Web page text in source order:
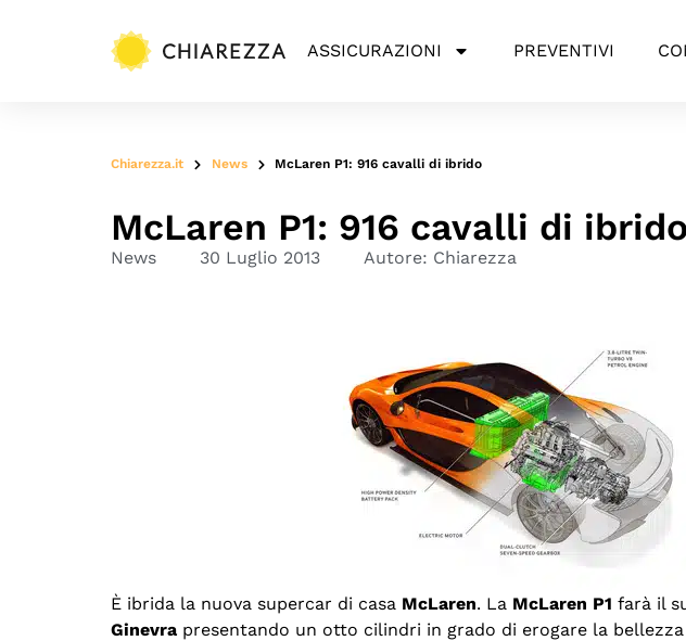
ASSICURAZIONI PREVENTIVI
Chiarezza.it News McLaren P1: 916 cavalli di ibrido
McLaren P1: 916 cavalli di ibrido
News 30 Luglio 2013 Autore: Chiarezza
È ibrida la nuova supercar di casa McLaren. La McLaren P1 farà il
Ginevra presentando un otto cilindri in grado di erogare la bellezza